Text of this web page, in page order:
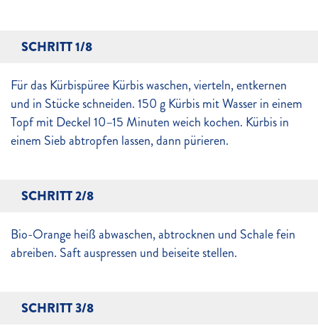
SCHRITT 1/8
Für das Kürbispüree Kürbis waschen, vierteln, entkernen
und in Stücke schneiden. 150 g Kürbis mit Wasser in einem
Topf mit Deckel 10–15 Minuten weich kochen. Kürbis in
einem Sieb abtropfen lassen, dann pürieren.
SCHRITT 2/8
Bio-Orange heiß abwaschen, abtrocknen und Schale fein
abreiben. Saft auspressen und beiseite stellen.
SCHRITT 3/8